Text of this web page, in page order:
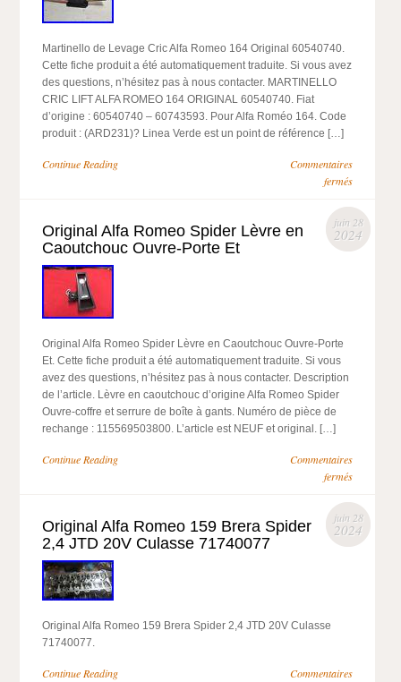
Martinello de Levage Cric Alfa Romeo 164 Original 60540740.
Cette fiche produit a été automatiquement traduite. Si vous avez
des questions, n’hésitez pas à nous contacter. MARTINELLO
CRIC LIFT ALFA ROMEO 164 ORIGINAL 60540740. Fiat
d’origine : 60540740 – 60743593. Pour Alfa Roméo 164. Code
produit : (ARD231)? Linea Verde est un point de référence […]
Continue Reading
Commentaires
fermés
juin 28
2024
Original Alfa Romeo Spider Lèvre en
Caoutchouc Ouvre-Porte Et
Original Alfa Romeo Spider Lèvre en Caoutchouc Ouvre-Porte
Et. Cette fiche produit a été automatiquement traduite. Si vous
avez des questions, n’hésitez pas à nous contacter. Description
de l’article. Lèvre en caoutchouc d’origine Alfa Romeo Spider
Ouvre-coffre et serrure de boîte à gants. Numéro de pièce de
rechange : 115569503800. L’article est NEUF et original. […]
Continue Reading
Commentaires
fermés
juin 28
2024
Original Alfa Romeo 159 Brera Spider
2,4 JTD 20V Culasse 71740077
Original Alfa Romeo 159 Brera Spider 2,4 JTD 20V Culasse
71740077.
Continue Reading
Commentaires